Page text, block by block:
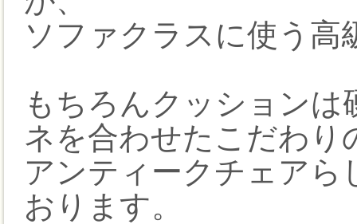
ソファクラスに使う高
もちろんクッション
ネを合わせたこだわり
アンティークチェアら
おります。